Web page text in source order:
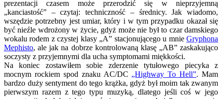
prezentacji czasem może przerodzić się w nieprzyjemną
„kanciastość” – czytaj: techniczność – średnicy. Jak wiadomo,
wszędzie potrzebny jest umiar, który i w tym przypadku okazał się
być nieźle wdrożony w życie, gdyż może nie był to czar damskiego
wokalu rodem z czystej klasy „A” stacjonującego u mnie Gryphona
Mephisto, ale jak na dobrze kontrolowaną klasę „AB” zaskakująco
soczysty z przyjemnymi dla ucha symptomami miękkości.
Na koniec zostawiłem sobie zderzenie tytułowego piecyka z
mocnym rockiem spod znaku AC/DC „Highway To Hell”. Mam
bardzo duży sentyment do tego krążka, gdyż był moim tak zwanym
pierwszym razem z tego typu muzyką, dlatego jeśli coś w jego